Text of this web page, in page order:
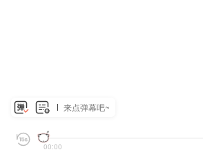
来点弹幕吧~
00:00